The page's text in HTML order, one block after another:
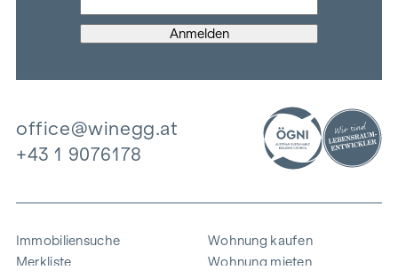
office@winegg.at
+43 1 9076178
Immobiliensuche
Merkliste
Wohnung kaufen
Wohnung mieten